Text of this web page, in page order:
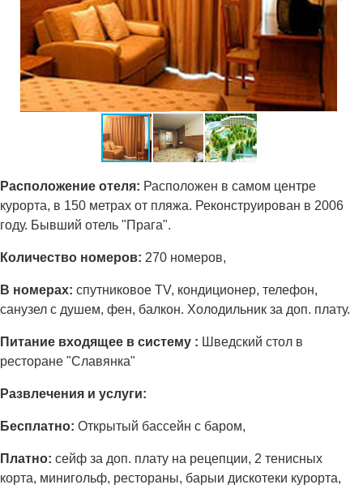
Расположение отеля: Расположен в самом центре
курорта, в 150 метрах от пляжа. Реконструирован в 2006
году. Бывший отель "Прага".
Количество номеров: 270 номеров,
В номерах: спутниковое TV, кондиционер, телефон,
санузел с душем, фен, балкон. Холодильник за доп. плату.
Питание входящее в систему : Шведский стол в
ресторане "Славянка"
Развлечения и услуги:
Бесплатно: Открытый бассейн с баром,
Платно: сейф за доп. плату на рецепции, 2 тенисных
корта, минигольф, рестораны, барыи дискотеки курорта,